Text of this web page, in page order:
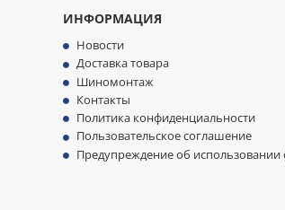
ИНФОРМАЦИЯ
Новости
Доставка товара
Шиномонтаж
Контакты
Политика конфиденциальности
Пользовательское соглашение
Предупреждение об использовании